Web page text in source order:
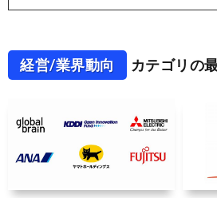
経営/業界動向 カテゴリの